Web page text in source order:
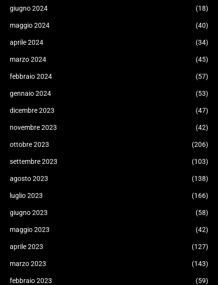
giugno 2024 (18)
maggio 2024 (40)
aprile 2024 (34)
marzo 2024 (45)
febbraio 2024 (57)
gennaio 2024 (53)
dicembre 2023 (47)
novembre 2023 (42)
ottobre 2023 (206)
settembre 2023 (103)
agosto 2023 (138)
luglio 2023 (166)
giugno 2023 (58)
maggio 2023 (42)
aprile 2023 (127)
marzo 2023 (143)
febbraio 2023 (59)